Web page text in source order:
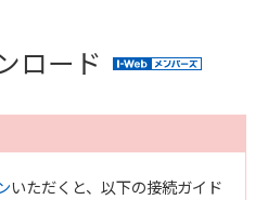
ロード
いただくと、以下の接続ガイド